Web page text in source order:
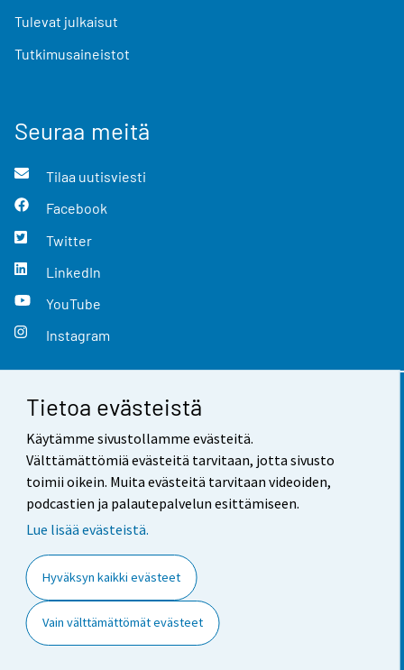
Tietoa evästeistä
Käytämme sivustollamme evästeitä.
Välttämättömiä evästeitä tarvitaan, jotta sivusto
toimii oikein. Muita evästeitä tarvitaan videoiden,
podcastien ja palautepalvelun esittämiseen.
Lue lisää evästeistä.
Hyväksyn kaikki evästeet
Vain välttämättömät evästeet
Tulevat julkaisut
Tutkimusaineistot
Seuraa meitä
Tilaa uutisviesti
Facebook
Twitter
LinkedIn
YouTube
Instagram
Yhteystiedot
Palaute
Käyttöehdot
Saavutettavuus
Tietoa sivustosta
Evästeasetukset